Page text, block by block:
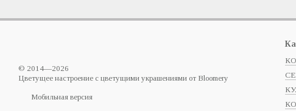
© 2014—2026
Цветущее настроение с цветущими украшениями от Bloomery
Мобильная версия